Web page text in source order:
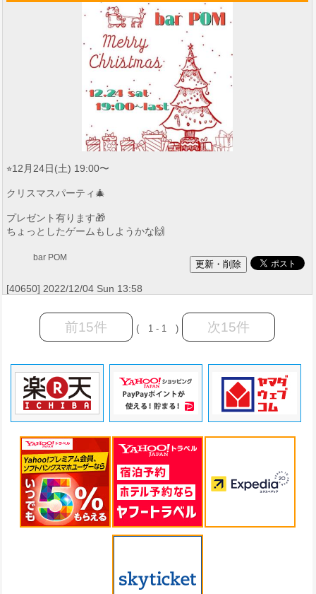
⭐︎12月24日(土) 19:00〜
クリスマスパーティ🎄
プレゼント有ります🎁
ちょっとしたゲームもしようかな🙌
bar POM
[40650] 2022/12/04 Sun 13:58
前15件 ( 1 - 1 ) 次15件